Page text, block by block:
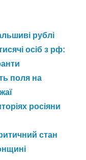
рублі
осіб з рф:
поля на
росіяни
стан